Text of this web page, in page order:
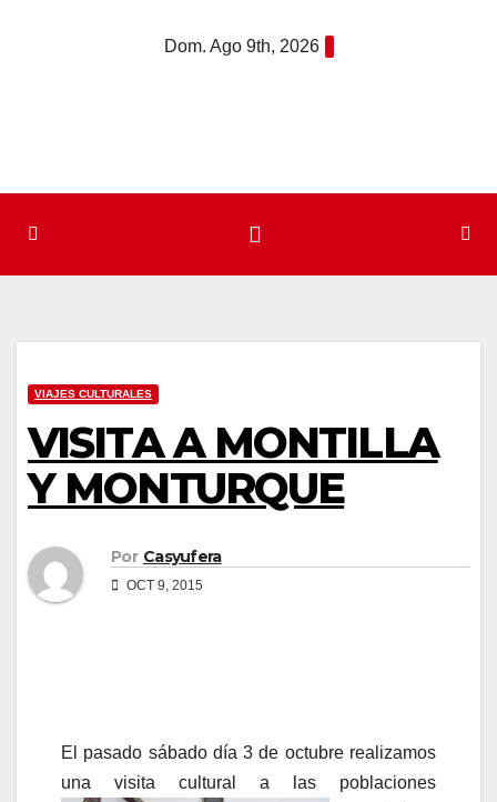
Dom. Ago 9th, 2026
VIAJES CULTURALES
VISITA A MONTILLA
Y MONTURQUE
Por Casyufera
OCT 9, 2015
El pasado sábado día 3 de octubre realizamos
una visita cultural a las poblaciones